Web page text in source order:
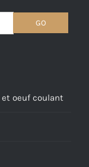
et oeuf coulant